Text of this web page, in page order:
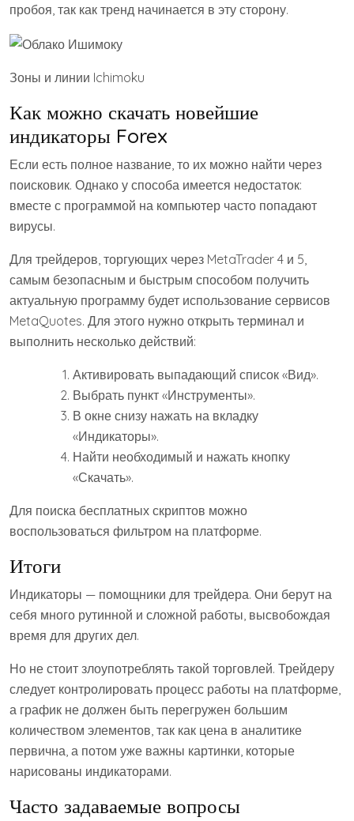
пробоя, так как тренд начинается в эту сторону.
Зоны и линии Ichimoku
Как можно скачать новейшие
индикаторы Forex
Если есть полное название, то их можно найти через
поисковик. Однако у способа имеется недостаток:
вместе с программой на компьютер часто попадают
вирусы.
Для трейдеров, торгующих через MetaTrader 4 и 5,
самым безопасным и быстрым способом получить
актуальную программу будет использование сервисов
MetaQuotes. Для этого нужно открыть терминал и
выполнить несколько действий:
Активировать выпадающий список «Вид».
Выбрать пункт «Инструменты».
В окне снизу нажать на вкладку
«Индикаторы».
Найти необходимый и нажать кнопку
«Скачать».
Для поиска бесплатных скриптов можно
воспользоваться фильтром на платформе.
Итоги
Индикаторы — помощники для трейдера. Они берут на
себя много рутинной и сложной работы, высвобождая
время для других дел.
Но не стоит злоупотреблять такой торговлей. Трейдеру
следует контролировать процесс работы на платформе,
а график не должен быть перегружен большим
количеством элементов, так как цена в аналитике
первична, а потом уже важны картинки, которые
нарисованы индикаторами.
Часто задаваемые вопросы